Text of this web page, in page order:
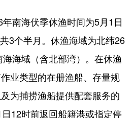
南海伏季休渔时间为5月1日
3个半月。休渔海域为北纬26
海域（含北部湾）。在休渔
业类型的在册渔船、存量规
为捕捞渔船提供配套服务的
12时前返回船籍港或指定停